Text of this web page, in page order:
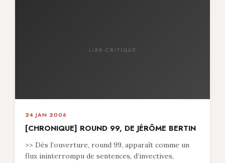
LIBR-CRITIQUE
24 JAN 2006
[CHRONIQUE] ROUND 99, DE JÉRÔME BERTIN
>> Dès l’ouverture, round 99, apparaît comme un
flux ininterrompu de sentences, d’invectives,